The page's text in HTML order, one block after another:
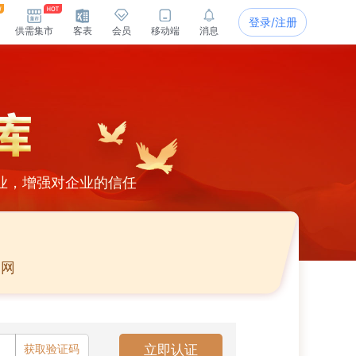
供需集市 客表 会员 移动端 消息
登录/注册
，增强对企业的信任
获取验证码 立即认证